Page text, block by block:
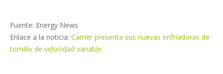
Fuente: Energy News
Enlace a la noticia: Carrier presenta sus nuevas enfriadoras de
tornillo de velocidad variable